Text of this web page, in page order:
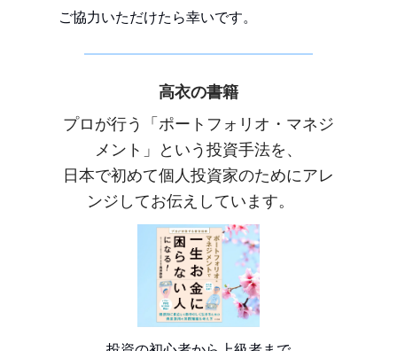
ご協力いただけたら幸いです。
高衣の書籍
プロが行う「ポートフォリオ・マネジ
メント」という投資手法を、
日本で初めて個人投資家のためにアレ
ンジしてお伝えしています。